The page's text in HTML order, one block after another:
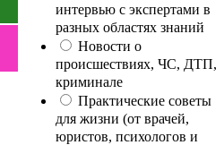
интервью с экспертами в
разных областях знаний
Новости о
происшествиях, ЧС, ДТП,
криминале
Практические советы
для жизни (от врачей,
юристов, психологов и